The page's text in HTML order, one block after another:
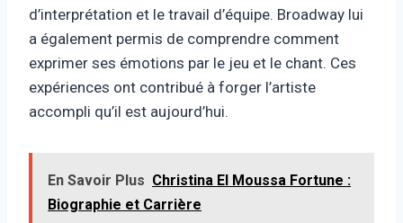
d’interprétation et le travail d’équipe. Broadway lui
a également permis de comprendre comment
exprimer ses émotions par le jeu et le chant. Ces
expériences ont contribué à forger l’artiste
accompli qu’il est aujourd’hui.
En Savoir Plus Christina El Moussa Fortune :
Biographie et Carrière